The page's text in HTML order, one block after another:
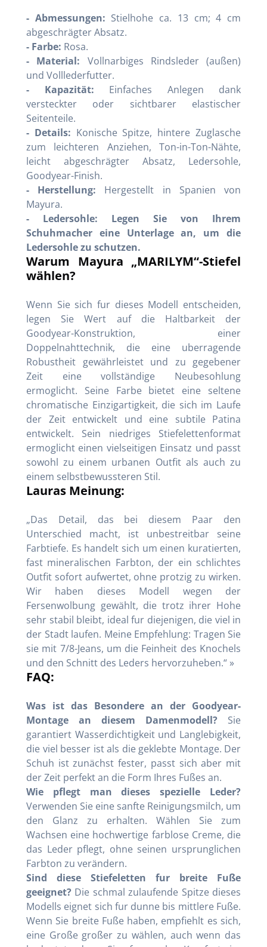
- Abmessungen: Stielhohe ca. 13 cm; 4 cm
abgeschrägter Absatz.
- Farbe: Rosa.
- Material: Vollnarbiges Rindsleder (außen)
und Volllederfutter.
- Kapazität: Einfaches Anlegen dank
versteckter oder sichtbarer elastischer
Seitenteile.
- Details: Konische Spitze, hintere Zuglasche
zum leichteren Anziehen, Ton-in-Ton-Nähte,
leicht abgeschrägter Absatz, Ledersohle,
Goodyear-Finish.
- Herstellung: Hergestellt in Spanien von
Mayura.
- Ledersohle: Legen Sie von Ihrem
Schuhmacher eine Unterlage an, um die
Ledersohle zu schutzen.
Warum Mayura „MARILYM“-Stiefel
wählen?
Wenn Sie sich fur dieses Modell entscheiden,
legen Sie Wert auf die Haltbarkeit der
Goodyear-Konstruktion, einer
Doppelnahttechnik, die eine uberragende
Robustheit gewährleistet und zu gegebener
Zeit eine vollständige Neubesohlung
ermoglicht. Seine Farbe bietet eine seltene
chromatische Einzigartigkeit, die sich im Laufe
der Zeit entwickelt und eine subtile Patina
entwickelt. Sein niedriges Stiefelettenformat
ermoglicht einen vielseitigen Einsatz und passt
sowohl zu einem urbanen Outfit als auch zu
einem selbstbewussteren Stil.
Lauras Meinung:
„Das Detail, das bei diesem Paar den
Unterschied macht, ist unbestreitbar seine
Farbtiefe. Es handelt sich um einen kuratierten,
fast mineralischen Farbton, der ein schlichtes
Outfit sofort aufwertet, ohne protzig zu wirken.
Wir haben dieses Modell wegen der
Fersenwolbung gewählt, die trotz ihrer Hohe
sehr stabil bleibt, ideal fur diejenigen, die viel in
der Stadt laufen. Meine Empfehlung: Tragen Sie
sie mit 7/8-Jeans, um die Feinheit des Knochels
und den Schnitt des Leders hervorzuheben.“ »
FAQ:
Was ist das Besondere an der Goodyear-
Montage an diesem Damenmodell? Sie
garantiert Wasserdichtigkeit und Langlebigkeit,
die viel besser ist als die geklebte Montage. Der
Schuh ist zunächst fester, passt sich aber mit
der Zeit perfekt an die Form Ihres Fußes an.
Wie pflegt man dieses spezielle Leder?
Verwenden Sie eine sanfte Reinigungsmilch, um
den Glanz zu erhalten. Wählen Sie zum
Wachsen eine hochwertige farblose Creme, die
das Leder pflegt, ohne seinen ursprunglichen
Farbton zu verändern.
Sind diese Stiefeletten fur breite Fuße
geeignet? Die schmal zulaufende Spitze dieses
Modells eignet sich fur dunne bis mittlere Fuße.
Wenn Sie breite Fuße haben, empfiehlt es sich,
eine Große großer zu wählen, auch wenn das